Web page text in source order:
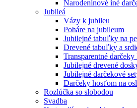
Narodeninové iné
Jubileá
Vázy k jubileu
Poháre na jubileum
Jubilejné tabuľky na
Drevené tabuľky a
Transparentné
Jubilejné drevené
Jubilejné darčekové
Darčeky hosťom na
Rozlúčka so slobodou
Svadba